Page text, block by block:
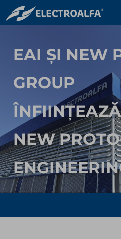
EAI ȘI NEW
GROUP
NEW